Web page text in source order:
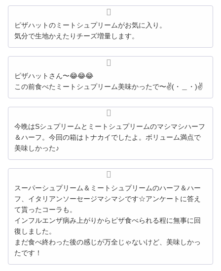
ピザハットのミートシュプリームがお気に入り。
気分で生地かえたりチーズ増量します。
ピザハットさん〜😂😂😂
この前食べたミートシュプリーム美味かったで〜✌(・＿・)✌
今晩はSシュプリームと ミートシュプリームのマシマシハーフ
＆ハーフ。今回の箱はトナカイでしたよ。ボリューム満点で
美味しかった♪
スーパーシュプリーム＆ ミートシュプリームのハーフ＆ハー
フ、イタリアンソーセージマシマシです☆アンケートに答え
て貰ったコーラも。
インフルエンザ病み上がりからピザ食べられる程に無事に回
復しました。
まだ食べ終わった後の感じが万全じゃないけど、美味しかっ
たです！